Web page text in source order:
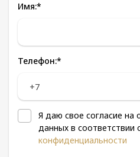
Имя:*
Телефон:*
Я даю свое согласие на
данных в соответствии
конфиденциальности